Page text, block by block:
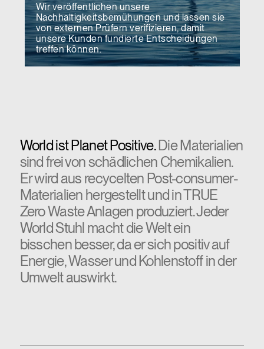
Wir veröffentlichen unsere
Nachhaltigkeitsbemühungen und lassen sie
von externen Prüfern verifizieren, damit
unsere Kunden fundierte Entscheidungen
treffen können.
World ist Planet Positive.Die Materialien
sind frei von schädlichen Chemikalien.
Er wird aus recycelten Post-consumer-
Materialien hergestellt und in TRUE
Zero Waste Anlagen produziert. Jeder
World Stuhl macht die Welt ein
bisschen besser, da er sich positiv auf
Energie, Wasser und Kohlenstoff in der
Umwelt auswirkt.